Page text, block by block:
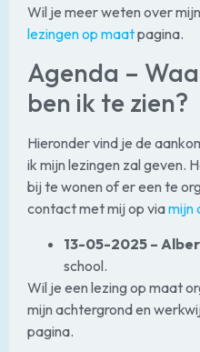
Wil je meer weten over
lezingen op maatpagina.
Agenda –
ben ik te zien?
Hieronder vind je de
ik mijn lezingen zal geven.
bij te wonen of er een te
contact met mij op viamijn
13-05-2025 –
school.
Wil je een lezing op maat
mijn achtergrond en
pagina.